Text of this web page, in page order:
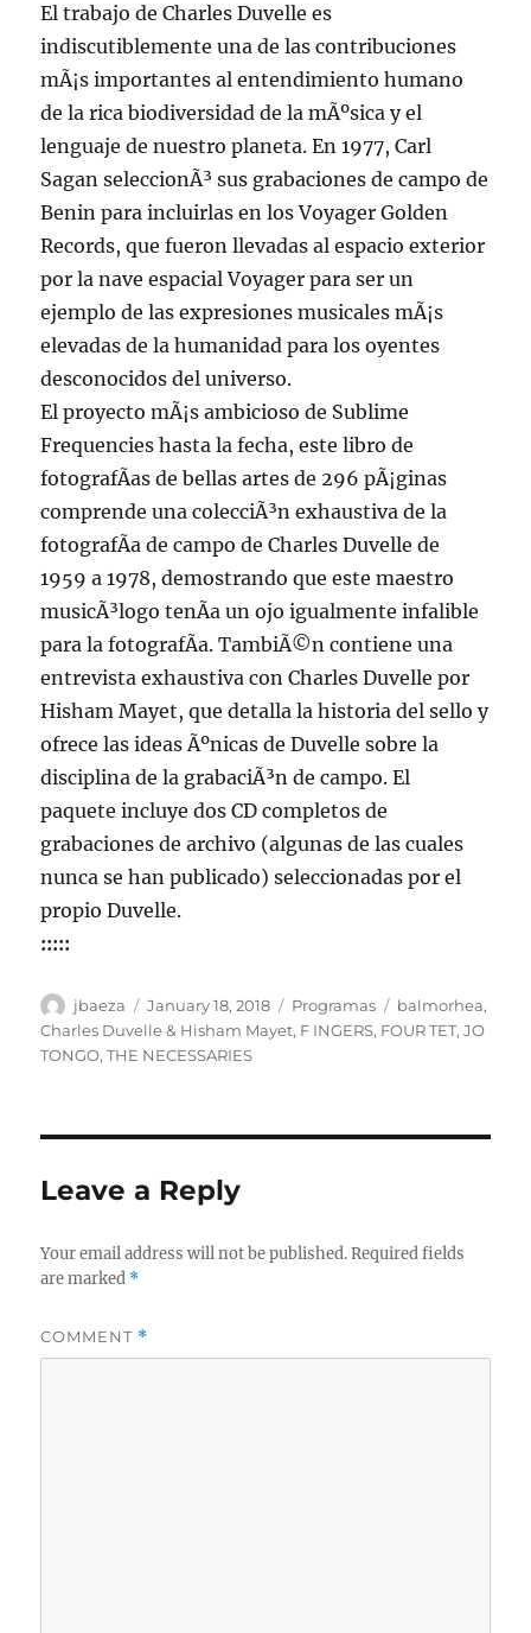
El trabajo de Charles Duvelle es
indiscutiblemente una de las contribuciones
mÃ¡s importantes al entendimiento humano
de la rica biodiversidad de la mÃºsica y el
lenguaje de nuestro planeta. En 1977, Carl
Sagan seleccionÃ³ sus grabaciones de campo de
Benin para incluirlas en los Voyager Golden
Records, que fueron llevadas al espacio exterior
por la nave espacial Voyager para ser un
ejemplo de las expresiones musicales mÃ¡s
elevadas de la humanidad para los oyentes
desconocidos del universo.
El proyecto mÃ¡s ambicioso de Sublime
Frequencies hasta la fecha, este libro de
fotografÃ­as de bellas artes de 296 pÃ¡ginas
comprende una colecciÃ³n exhaustiva de la
fotografÃ­a de campo de Charles Duvelle de
1959 a 1978, demostrando que este maestro
musicÃ³logo tenÃ­a un ojo igualmente infalible
para la fotografÃ­a. TambiÃ©n contiene una
entrevista exhaustiva con Charles Duvelle por
Hisham Mayet, que detalla la historia del sello y
ofrece las ideas Ãºnicas de Duvelle sobre la
disciplina de la grabaciÃ³n de campo. El
paquete incluye dos CD completos de
grabaciones de archivo (algunas de las cuales
nunca se han publicado) seleccionadas por el
propio Duvelle.
:::::
Author
jbaeza
Posted
on
January 18, 2018 Categories
Programas Tags
balmorhea,
Charles Duvelle & Hisham Mayet, F INGERS, FOUR TET,JO
TONGO,THE NECESSARIES
Leave a Reply
Your email address will not be published. Required fields
are marked *
COMMENT *